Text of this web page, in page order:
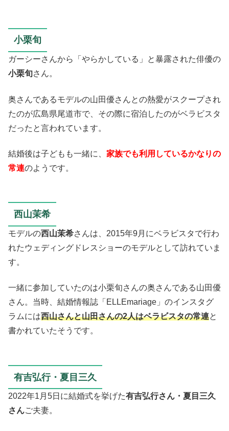
小栗旬
ガーシーさんから「やらかしている」と暴露された俳優の
小栗旬さん。
奥さんであるモデルの山田優さんとの熱愛がスクープされ
たのが広島県尾道市で、その際に宿泊したのがベラビスタ
だったと言われています。
結婚後は子どもも一緒に、 家族でも利用しているかなりの
常連のようです。
西山茉希
モデルの西山茉希さんは、2015年9月にベラビスタで行わ
れたウェディングドレスショーのモデルとして訪れていま
す。
一緒に参加していたのは小栗旬さんの奥さんである山田優
さん。当時、結婚情報誌「ELLEmariage」のインスタグ
ラムには西山さんと山田さんの2人はベラビスタの常連と
書かれていたそうです。
有吉弘行・夏目三久
2022年1月5日に結婚式を挙げた有吉弘行さん・夏目三久
さんご夫妻。